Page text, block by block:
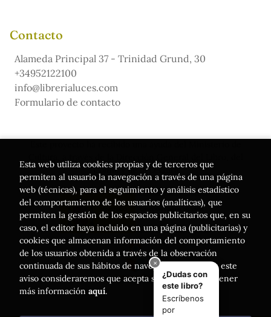
Contacto
Alameda Principal 37 - Trinidad Grund, 30
+34952122100
info@librerialuces.com
Formulario de contacto
Cómic y de la Lectura
Esta web utiliza cookies propias y de terceros que
permiten al usuario la navegación a través de una página
web (técnicas), para el seguimiento y análisis estadístico
del comportamiento de los usuarios (analíticas), que
permiten la gestión de los espacios publicitarios que, en su
caso, el editor haya incluido en una página (publicitarias) y
cookies que almacenan información del comportamiento
de los usuarios obtenida a través de la observación
continuada de sus hábitos de navegación. Si acepta este
aviso consideraremos que acepta su uso. Puede obtener
más información aquí.